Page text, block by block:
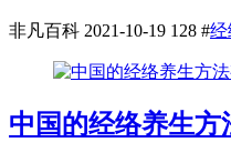
非凡百科 2021-10-19 128 #经
中国的经络养生方